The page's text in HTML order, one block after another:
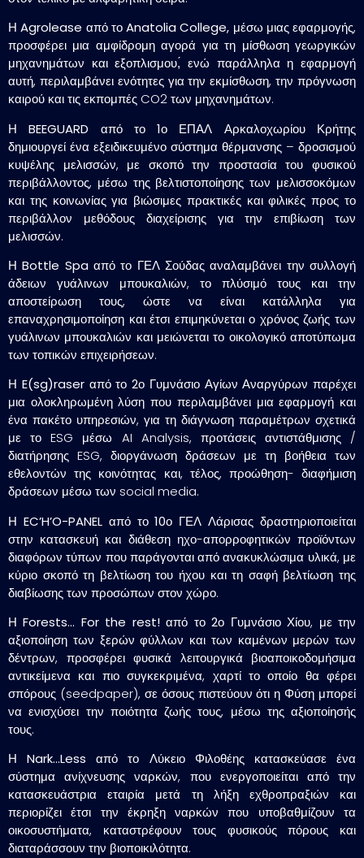
ΗAgrolease από τοAnatolia College, μέσω μιας εφαρμογής,
προσφέρει μια αμφίδρομη αγορά για τη μίσθωση γεωργικών
μηχανημάτων και εξοπλισμου,́ ενώ παράλληλα η εφαρμογή
αυτή, περιλαμβάνει ενότητες για την εκμίσθωση, την πρόγνωση
καιρού και τις εκπομπές CO2 των μηχανημάτων.
ΗBEEGUARD από το1ο ΕΠΑΛ Αρκαλοχωρίου Κρήτης
δημιουργεί ένα εξειδικευμένο σύστημα θέρμανσης – δροσισμού
κυψέλης μελισσών, με σκοπό την προστασία του φυσικού
περιβάλλοντος, μέσω της βελτιστοποίησης των μελισσοκόμων
και της κοινωνίας για βιώσιμες πρακτικές και φιλικές προς το
περιβάλλον μεθόδους διαχείρισης για την επιβίωση των
μελισσών.
ΗBottle Spaαπό το ΓΕΛ Σούδας αναλαμβάνει την συλλογή
άδειων γυάλινων μπουκαλιών, το πλύσιμό τους και την
αποστείρωση τους, ώστε να είναι κατάλληλα για
επαναχρησιμοποίηση και έτσι επιμηκύνεται ο χρόνος ζωής των
γυάλινων μπουκαλιών και μειώνεται το οικολογικό αποτύπωμα
των τοπικών επιχειρήσεων.
Η E(sg)raser από το 2ο Γυμνάσιο Αγίων Αναργύρων παρέχει
μια ολοκληρωμένη λύση που περιλαμβάνει μια εφαρμογή και
ένα πακέτο υπηρεσιών, για τη διάγνωση παραμέτρων σχετικά
με το ESG μέσω AI Analysis, προτάσεις αντιστάθμισης /
διατήρησης ESG, διοργάνωση δράσεων με τη βοήθεια των
εθελοντών της κοινότητας και, τέλος, προώθηση- διαφήμιση
δράσεων μέσω των social media.
Η EC’H’O-PANELαπό το10ο ΓΕΛ Λάρισας δραστηριοποιείται
στην κατασκευή και διάθεση ηχο-απορροφητικών προϊόντων
διαφόρων τύπων που παράγονται από ανακυκλώσιμα υλικά, με
κύριο σκοπό τη βελτίωση του ήχου και τη σαφή βελτίωση της
διαβίωσης των προσώπων στον χώρο.
ΗForests… For the rest!από το2ο Γυμνάσιο Χίου, με την
αξιοποίηση των ξερών φύλλων και των καμένων μερών των
δέντρων, προσφέρει φυσικά λειτουργικά βιοαποικοδομήσιμα
αντικείμενα και πιο συγκεκριμένα, χαρτί το οποίο θα φέρει
σπόρους (seedpaper), σε όσους πιστεύουν ότι η Φύση μπορεί
να ενισχύσει την ποιότητα ζωής τους, μέσω της αξιοποίησής
τους.
ΗNark…Less από το Λύκειο Φιλοθέηςκατασκεύασε ένα
σύστημα ανίχνευσης ναρκών, που ενεργοποιείται από την
κατασκευάστρια εταιρία μετά τη λήξη εχθροπραξιών και
περιορίζει έτσι την έκρηξη ναρκών που υποβαθμίζουν τα
οικοσυστήματα, καταστρέφουν τους φυσικούς πόρους και
διαταράσσουν την βιοποικιλότητα.